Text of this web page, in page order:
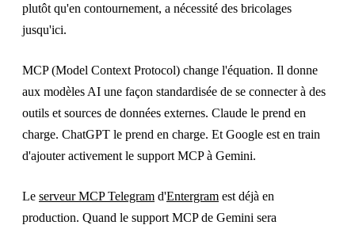
plutôt qu'en contournement, a nécessité des bricolages
jusqu'ici.
MCP (Model Context Protocol) change l'équation. Il donne
aux modèles AI une façon standardisée de se connecter à des
outils et sources de données externes. Claude le prend en
charge. ChatGPT le prend en charge. Et Google est en train
d'ajouter activement le support MCP à Gemini.
Le serveur MCP Telegram d'Entergram est déjà en
production. Quand le support MCP de Gemini sera